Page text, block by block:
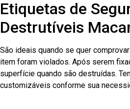
Etiquetas de
Destrutíveis
São ideais quando se quer
item foram violados. Após serem
superfície quando são destruídas.
customizáveis conforme sua